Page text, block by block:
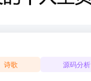
诗歌 源码分析